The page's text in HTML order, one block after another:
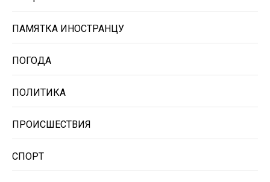
ПАМЯТКА ИНОСТРАНЦУ
ПОГОДА
ПОЛИТИКА
ПРОИСШЕСТВИЯ
СПОРТ